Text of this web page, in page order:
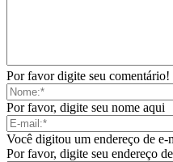
Por favor digite seu comentário!
Por favor, digite seu nome aqui
Você digitou um endereço de
Por favor, digite seu endereço